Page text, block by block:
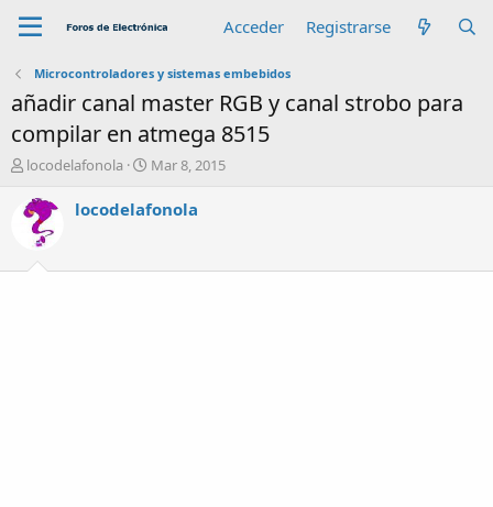
Acceder Registrarse
Microcontroladores y sistemas embebidos
añadir canal master RGB y canal strobo para
compilar en atmega 8515
A
t
o
locodelafonola
F
c
Mar 8, 2015
locodelafonola